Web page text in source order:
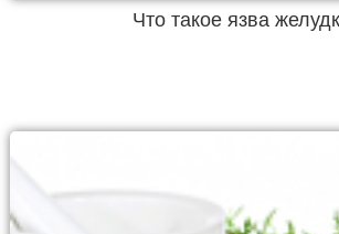
Что такое язва